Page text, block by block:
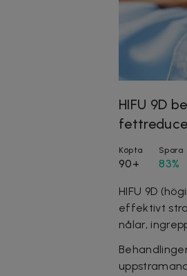
HIFU 9D
Köpta
90+
Spara
83%
HIFU 9D
effektivt
nålar,